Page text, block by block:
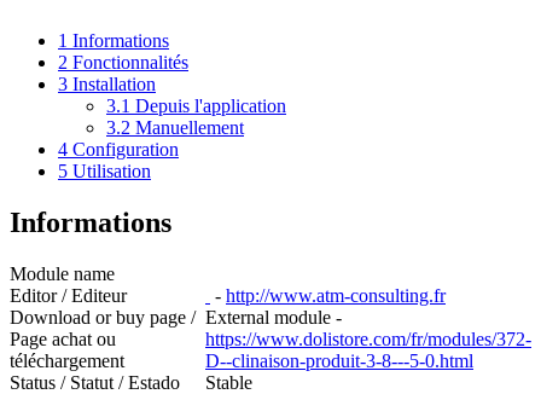
1 Informations
2 Fonctionnalités
3 Installation
3.1 Depuis l'application
3.2 Manuellement
4 Configuration
5 Utilisation
Informations
Module name
Editor / Editeur
- http://www.atm-consulting.fr
Download or buy page /
Page achat ou
téléchargement
External module -
https://www.dolistore.com/fr/modules/372-
D--clinaison-produit-3-8---5-0.html
Status / Statut / Estado
Stable